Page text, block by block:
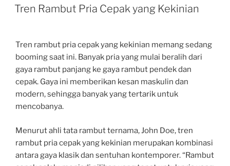
ON
Tren Rambut Pria Cepak yang Kekinian
Tren rambut pria cepak yang kekinian memang sedang
booming saat ini. Banyak pria yang mulai beralih dari
gaya rambut panjang ke gaya rambut pendek dan
cepak. Gaya ini memberikan kesan maskulin dan
modern, sehingga banyak yang tertarik untuk
mencobanya.
Menurut ahli tata rambut ternama, John Doe, tren
rambut pria cepak yang kekinian merupakan kombinasi
antara gaya klasik dan sentuhan kontemporer. “Rambut